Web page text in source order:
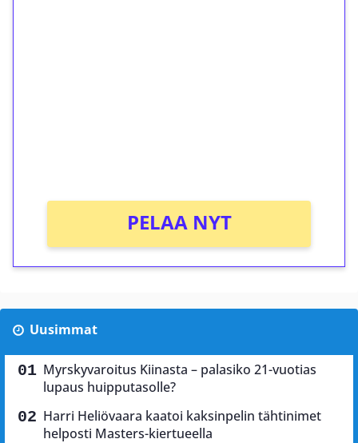
PELAA NYT
Uusimmat
Myrskyvaroitus Kiinasta – palasiko 21-vuotias
lupaus huipputasolle?
Harri Heliövaara kaatoi kaksinpelin tähtinimet
helposti Masters-kiertueella